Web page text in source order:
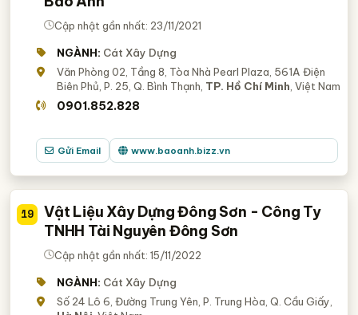
Cập nhật gần nhất: 23/11/2021
NGÀNH: Cát Xây Dựng
Văn Phòng 02, Tầng 8, Tòa Nhà Pearl Plaza, 561A Điện
Biên Phủ, P. 25, Q. Bình Thạnh, TP. Hồ Chí Minh , Việt Nam
0901.852.828
Gửi Email www.baoanh.bizz.vn
19
Vật Liệu Xây Dựng Đông Sơn - Công Ty
TNHH Tài Nguyên Đông Sơn
Cập nhật gần nhất: 15/11/2022
NGÀNH: Cát Xây Dựng
Số 24 Lô 6, Đường Trung Yên, P. Trung Hòa, Q. Cầu Giấy,